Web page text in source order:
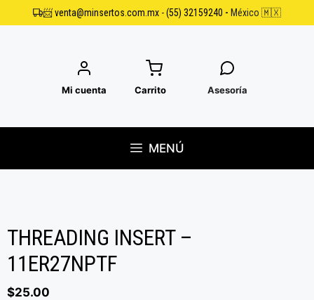
al
📨venta@minsertos.com.mx -(55) 32159240 - México 🇲🇽
Mi cuenta Carrito Asesoría
MENÚ
THREADING INSERT –
11ER27NPTF
$25.00